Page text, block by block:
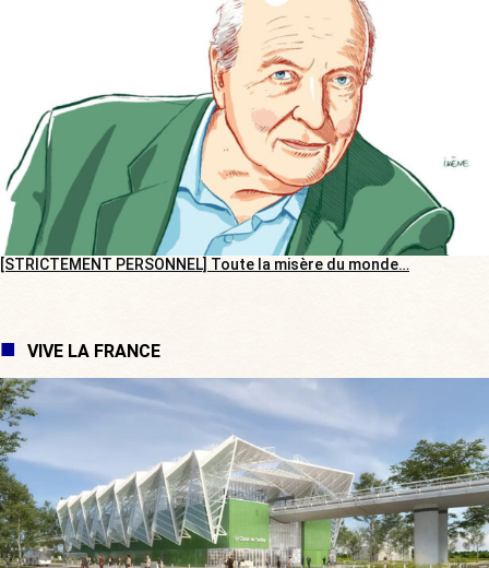
[STRICTEMENT PERSONNEL] Toute la misère du monde…
VIVE LA FRANCE